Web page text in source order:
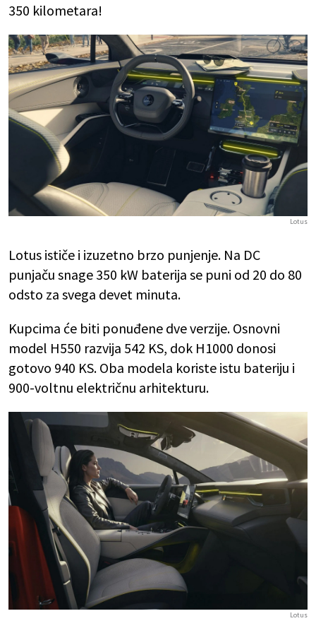
350 kilometara!
Lotus
Lotus ističe i izuzetno brzo punjenje. Na DC
punjaču snage 350 kW baterija se puni od 20 do 80
odsto za svega devet minuta.
Kupcima će biti ponuđene dve verzije. Osnovni
model H550 razvija 542 KS, dok H1000 donosi
gotovo 940 KS. Oba modela koriste istu bateriju i
900-voltnu električnu arhitekturu.
Lotus